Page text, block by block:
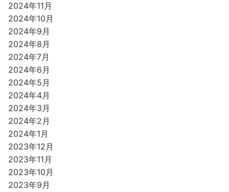
2024年11月
2024年10月
2024年9月
2024年8月
2024年7月
2024年6月
2024年5月
2024年4月
2024年3月
2024年2月
2024年1月
2023年12月
2023年11月
2023年10月
2023年9月